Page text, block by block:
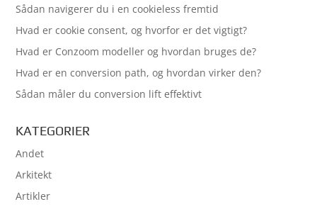
Sådan navigerer du i en cookieless fremtid
Hvad er cookie consent, og hvorfor er det vigtigt?
Hvad er Conzoom modeller og hvordan bruges de?
Hvad er en conversion path, og hvordan virker den?
Sådan måler du conversion lift effektivt
KATEGORIER
Andet
Arkitekt
Artikler